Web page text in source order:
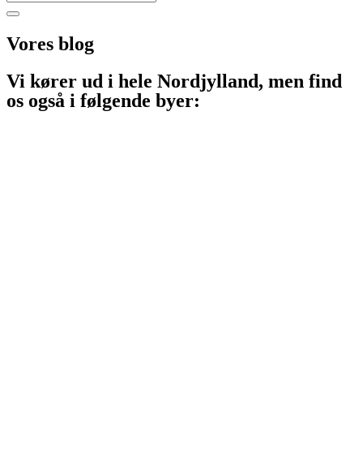
Vores blog
Vi kører ud i hele Nordjylland, men find
os også i følgende byer: